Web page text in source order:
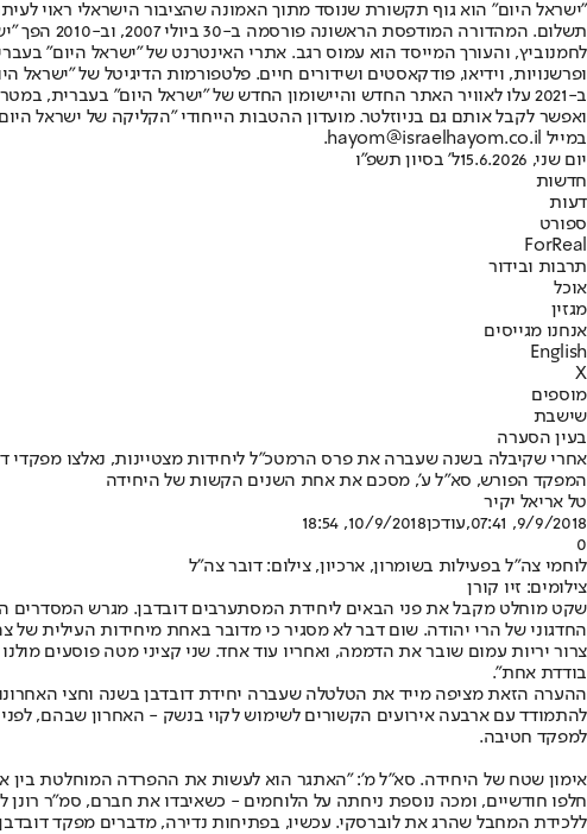
"ישראל היום" הוא גוף תקשורת שנוסד מתוך האמונה שהציבור הישראלי ראוי
תשלום.
ופרשנויות, וידיאו, פודקאסטים ושידורים חיים. פלטפורמות הדיגיטל של "ישראל
ב-2021 עלו לאוויר האתר החדש והיישומון החדש של "ישראל היום"
ואפשר לקבל אותם גם בניוזלטר. מועדון ההטבות הייחודי "הקליקה של ישראל
במייל hayom@israelhayom.co.il.
יום שני, 15.6.2026
ל' בסיון תשפ"ו
חדשות
דעות
ספורט
ForReal
תרבות ובידור
אוכל
מגזין
אנחנו מגייסים
English
X
מוספים
שישבת
בעין הסערה
אחרי שקיבלה בשנה שעברה את פרס הרמטכ"ל ליחידות מצטיינות, נאלצו מפקדי
המפקד הפורש, סא"ל ע', מסכם את אחת השנים הקשות של היחידה
טל אריאל יקיר
9/9/2018, 07:41
,עודכן10/9/2018, 18:54
0
לוחמי צה"ל בפעילות בשומרון, ארכיון, צילום: דובר צה"ל
צילומים: זיו קורן
שקט מוחלט מקבל את פני הבאים ליחידת המסתערבים דובדבן. מגרש המסדרים
החדגוני של הרי יהודה. שום דבר לא מסגיר כי מדובר באחת מיחידות העילית
צרור יריות עמום שובר את הדממה, ואחריו עוד אחד. שני קציני מטה פוסעים
בודדת אחת".
ההערה הזאת מציפה מייד את הטלטלה שעברה יחידת דובדבן בשנה וחצי
להתמודד עם ארבעה אירועים הקשורים לשימוש לקוי בנשק - האחרון שבהם,
למפקד חטיבה.
אימון שטח של היחידה. סא"ל מ': "האתגר הוא לעשות את ההפרדה המוחלטת בין
חלפו חודשיים, ומכה נוספת ניחתה על הלוחמים - כשאיבדו את חברם, סמ"ר רונן
ללכידת המחבל שהרג את לוברסקי. עכשיו, בפתיחות נדירה, מדברים מפקד